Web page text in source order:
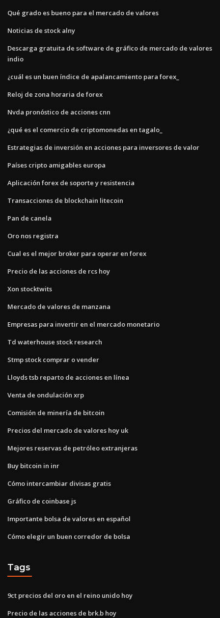
Qué grado es bueno para el mercado de valores
Noticias de stock alny
Descarga gratuita de software de gráfico de mercado de valores
indio
¿cuál es un buen índice de apalancamiento para forex_
Reloj de zona horaria de forex
Nvda pronóstico de acciones cnn
¿qué es el comercio de criptomonedas en tagalo_
Estrategias de inversión en acciones para inversores de valor
Países cripto amigables europa
Aplicación forex de soporte y resistencia
Transacciones de blockchain litecoin
Pan de canela
Oro nos registra
Cual es el mejor broker para operar en forex
Precio de las acciones de rcs hoy
Xon stocktwits
Mercado de valores de manzana
Empresas para invertir en el mercado monetario
Td waterhouse stock research
Stmp stock comprar o vender
Lloyds tsb reparto de acciones en línea
Venta de ondulación xrp
Comisión de minería de bitcoin
Precios del mercado de valores hoy uk
Mejores reservas de petróleo extranjeras
Buy bitcoin in inr
Cómo intercambiar divisas gratis
Gráfico de coinbase js
Importante bolsa de valores en español
Cómo elegir un buen corredor de bolsa
Tags
9ct precios del oro en el reino unido hoy
Precio de las acciones de brk.b hoy